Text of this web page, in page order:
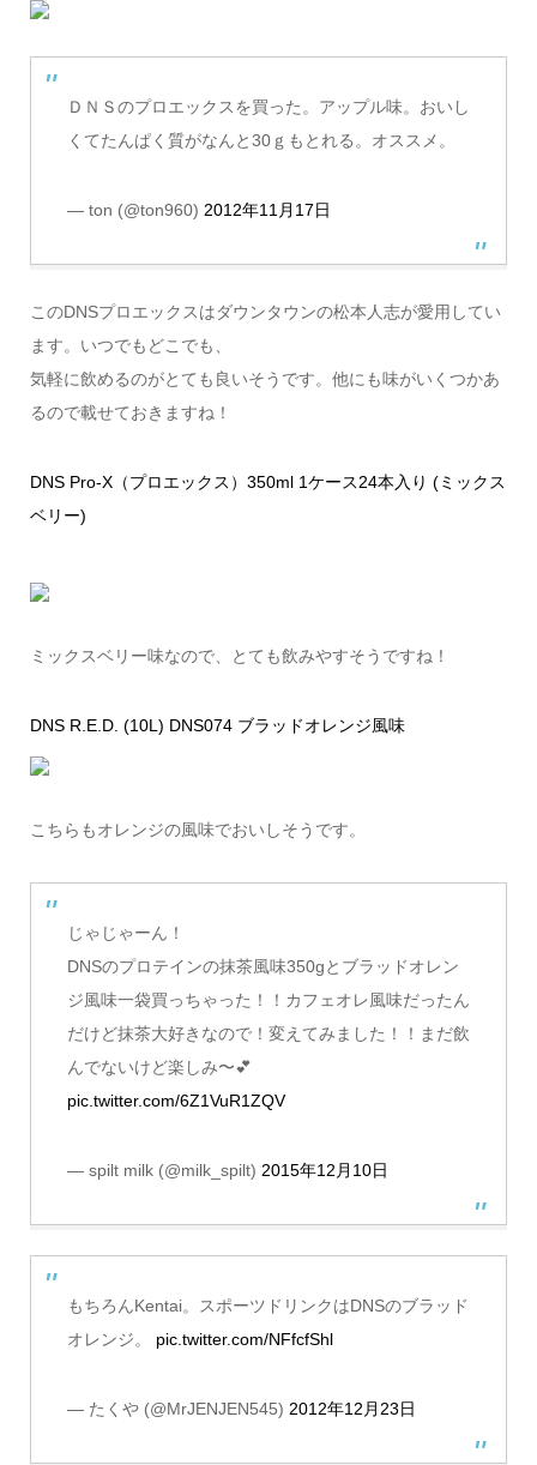
ＤＮＳのプロエックスを買った。アップル味。おいし
くてたんぱく質がなんと30ｇもとれる。オススメ。
— ton (@ton960) 2012年11月17日
このDNSプロエックスはダウンタウンの松本人志が愛用してい
ます。いつでもどこでも、
気軽に飲めるのがとても良いそうです。他にも味がいくつかあ
るので載せておきますね！
DNS Pro-X（プロエックス）350ml 1ケース24本入り (ミックス
ベリー)
ミックスベリー味なので、とても飲みやすそうですね！
DNS R.E.D. (10L) DNS074 ブラッドオレンジ風味
こちらもオレンジの風味でおいしそうです。
じゃじゃーん！
DNSのプロテインの抹茶風味350gとブラッドオレン
ジ風味一袋買っちゃった！！カフェオレ風味だったん
だけど抹茶大好きなので！変えてみました！！まだ飲
んでないけど楽しみ〜💕
pic.twitter.com/6Z1VuR1ZQV
— spilt milk (@milk_spilt) 2015年12月10日
もちろんKentai。スポーツドリンクはDNSのブラッド
オレンジ。 pic.twitter.com/NFfcfShl
— たくや (@MrJENJEN545) 2012年12月23日